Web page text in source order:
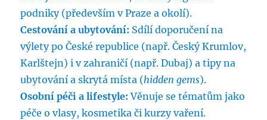
podniky (především v Praze a okolí).
Cestování a ubytování: Sdílí doporučení na
výlety po České republice (např. Český Krumlov,
Karlštejn) i v zahraničí (např. Dubaj) a tipy na
ubytování a skrytá místa (hidden gems).
Osobní péči a lifestyle: Věnuje se tématům jako
péče o vlasy, kosmetika či kurzy vaření.